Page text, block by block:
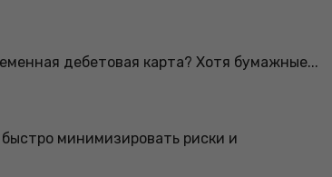
дебетовая карта? Хотя бумажные...
минимизировать риски и